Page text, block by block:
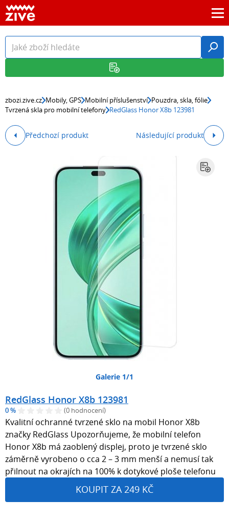
zbozi.zive.cz Mobily, GPS Mobilní příslušenství Pouzdra, skla, fólie
Tvrzená skla pro mobilní telefony RedGlass Honor X8b 123981
Předchozí produkt Následující produkt
Galerie 1/1
RedGlass Honor X8b 123981
0 % (0 hodnocení)
Kvalitní ochranné tvrzené sklo na mobil Honor X8b
značky RedGlass Upozorňujeme, že mobilní telefon
Honor X8b má zaoblený displej, proto je tvrzené sklo
záměrně vyrobeno o cca 2 – 3 mm menší a nemusí tak
přilnout na okrajích na 100% k dotykové ploše telefonu
KOUPIT ZA 249 KČ